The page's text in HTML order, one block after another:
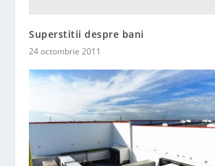
Superstitii despre bani
24 octombrie 2011